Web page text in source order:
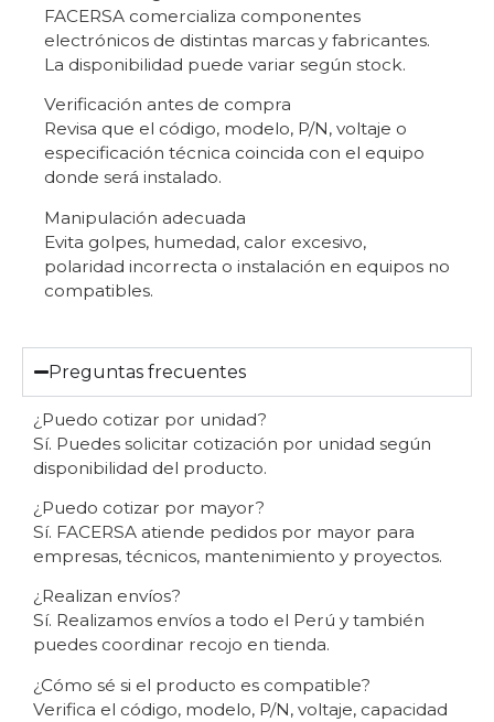
FACERSA comercializa componentes
electrónicos de distintas marcas y fabricantes.
La disponibilidad puede variar según stock.
Verificación antes de compra
Revisa que el código, modelo, P/N, voltaje o
especificación técnica coincida con el equipo
donde será instalado.
Manipulación adecuada
Evita golpes, humedad, calor excesivo,
polaridad incorrecta o instalación en equipos no
compatibles.
Preguntas frecuentes
¿Puedo cotizar por unidad?
Sí. Puedes solicitar cotización por unidad según
disponibilidad del producto.
¿Puedo cotizar por mayor?
Sí. FACERSA atiende pedidos por mayor para
empresas, técnicos, mantenimiento y proyectos.
¿Realizan envíos?
Sí. Realizamos envíos a todo el Perú y también
puedes coordinar recojo en tienda.
¿Cómo sé si el producto es compatible?
Verifica el código, modelo, P/N, voltaje, capacidad